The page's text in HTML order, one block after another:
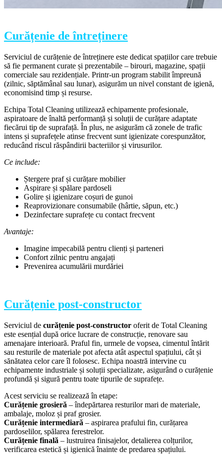
Curățenie de întreținere
Serviciul de curățenie de întreținere este dedicat spațiilor care trebuie
să fie permanent curate și prezentabile – birouri, magazine, spații
comerciale sau rezidențiale. Printr-un program stabilit împreună
(zilnic, săptămânal sau lunar), asigurăm un nivel constant de igienă,
economisind timp și resurse.
Echipa Total Cleaning utilizează echipamente profesionale,
aspiratoare de înaltă performanță și soluții de curățare adaptate
fiecărui tip de suprafață. În plus, ne asigurăm că zonele de trafic
intens și suprafețele atinse frecvent sunt igienizate corespunzător,
reducând riscul răspândirii bacteriilor și virusurilor.
Ce include:
Ștergere praf și curățare mobilier
Aspirare și spălare pardoseli
Golire și igienizare coșuri de gunoi
Reaprovizionare consumabile (hârtie, săpun, etc.)
Dezinfectare suprafețe cu contact frecvent
Avantaje:
Imagine impecabilă pentru clienți și parteneri
Confort zilnic pentru angajați
Prevenirea acumulării murdăriei
Curățenie post-constructor
Serviciul de curățenie post-constructor oferit de Total Cleaning
este esențial după orice lucrare de construcție, renovare sau
amenajare interioară. Praful fin, urmele de vopsea, cimentul întărit
sau resturile de materiale pot afecta atât aspectul spațiului, cât și
sănătatea celor care îl folosesc. Echipa noastră intervine cu
echipamente industriale și soluții specializate, asigurând o curățenie
profundă și sigură pentru toate tipurile de suprafețe.
Acest serviciu se realizează în etape:
Curățenie grosieră – îndepărtarea resturilor mari de materiale,
ambalaje, moloz și praf grosier.
Curățenie intermediară – aspirarea prafului fin, curățarea
pardoselilor, spălarea ferestrelor.
Curățenie finală – lustruirea finisajelor, detalierea colțurilor,
verificarea estetică și igienică înainte de predarea spațiului.